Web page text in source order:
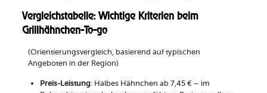
Vergleichstabelle: Wichtige Kriterien beim
Grillhähnchen-To-go
(Orientierungsvergleich, basierend auf typischen
Angeboten in der Region)
Preis-Leistung: Halbes Hähnchen ab 7,45 € – im